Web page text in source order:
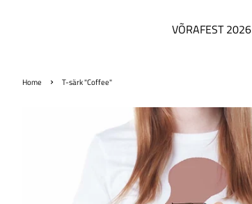
VÕRAFEST 2026
Home › T-särk "Coffee"